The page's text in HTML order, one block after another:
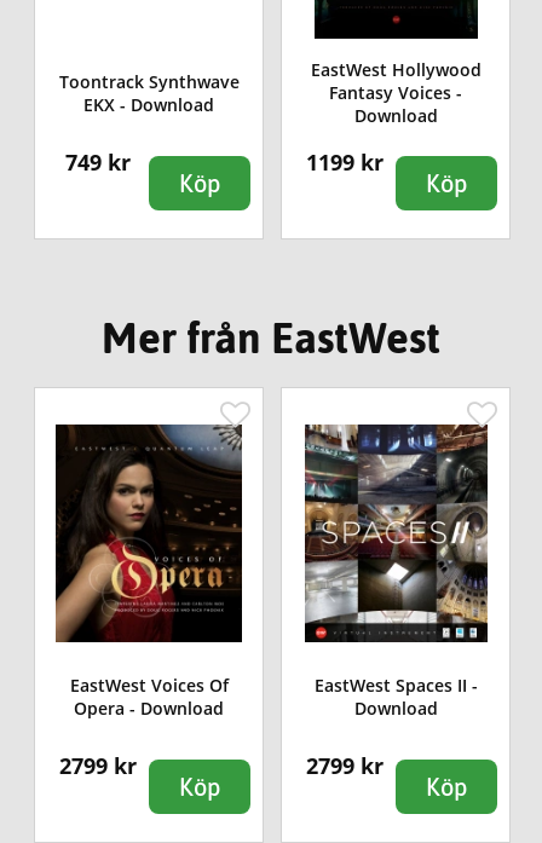
Toontrack Synthwave
EKX - Download
749 kr
Köp
EastWest Hollywood
Fantasy Voices -
Download
1199 kr
Köp
Mer från EastWest
EastWest Voices Of
Opera - Download
2799 kr
Köp
EastWest Spaces II -
Download
2799 kr
Köp